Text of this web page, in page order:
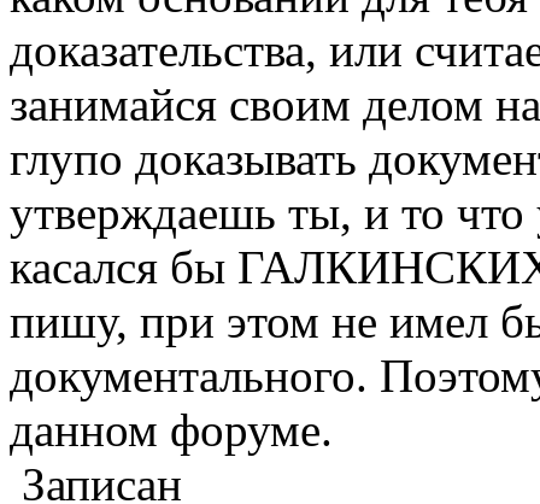
доказательства, или
занимайся своим делом
глупо доказывать
утверждаешь ты, и то
касался бы ГАЛКИНСКИХ
пишу, при этом не имел
документального.
данном форуме.
Записан